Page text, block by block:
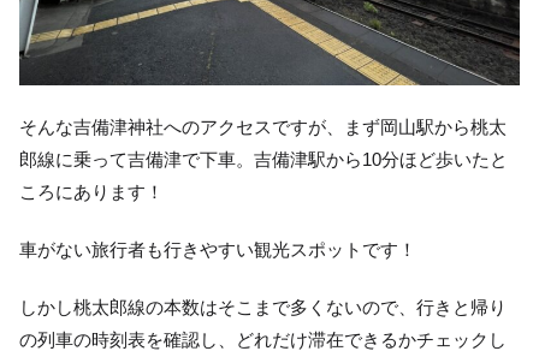
そんな吉備津神社へのアクセスですが、まず岡山駅から桃太
郎線に乗って吉備津で下車。吉備津駅から10分ほど歩いたと
ころにあります！
車がない旅行者も行きやすい観光スポットです！
しかし桃太郎線の本数はそこまで多くないので、行きと帰り
の列車の時刻表を確認し、どれだけ滞在できるかチェックし